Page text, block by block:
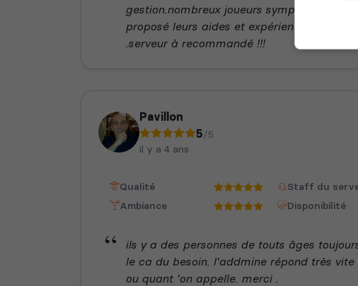
gestion.nombreux joueurs sympathique
proposé leurs aides et expériences aux
.serveur à recommandé !!!
Pavillon
5/5
il y a 4 ans
Qualité
Staff du
Ambiance
Disponibilité
ils y a des personnes de touts âges
le ca du besoin. l'addmine répond très
ou quant 'on appelle. merci .